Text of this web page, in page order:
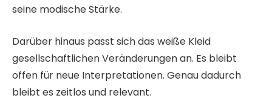
seine modische Stärke.
Darüber hinaus passt sich das weiße Kleid
gesellschaftlichen Veränderungen an. Es bleibt
offen für neue Interpretationen. Genau dadurch
bleibt es zeitlos und relevant.